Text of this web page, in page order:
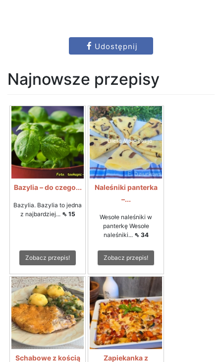
Udostępnij
Najnowsze przepisy
Bazylia – do czego...
Bazylia. Bazylia to jedna
z najbardziej... ⇖ 15
Zobacz przepis!
Naleśniki panterka
–...
Wesołe naleśniki w
panterkę Wesołe
naleśniki... ⇖ 34
Zobacz przepis!
Schabowe z kością
Zapiekanka z